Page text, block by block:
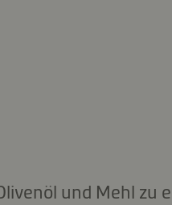
und Mehl zu